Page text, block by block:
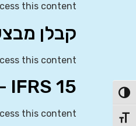
הפעל/כבה ניגודיות גבוהה
מתג גודל גופן
this content
קבלן
this content
IFRS 15 – תרגול שאלה 33
this content